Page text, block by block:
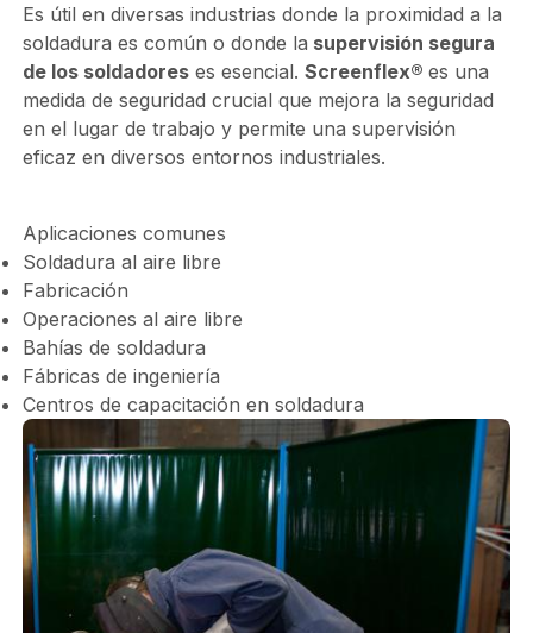
Es útil en diversas industrias donde la proximidad a la
soldadura es común o donde la supervisión segura
de los soldadoreses esencial. Screenflex® es una
medida de seguridad crucial que mejora la seguridad
en el lugar de trabajo y permite una supervisión
eficaz en diversos entornos industriales.
Aplicaciones comunes
Soldadura al aire libre
Fabricación
Operaciones al aire libre
Bahías de soldadura
Fábricas de ingeniería
Centros de capacitación en soldadura